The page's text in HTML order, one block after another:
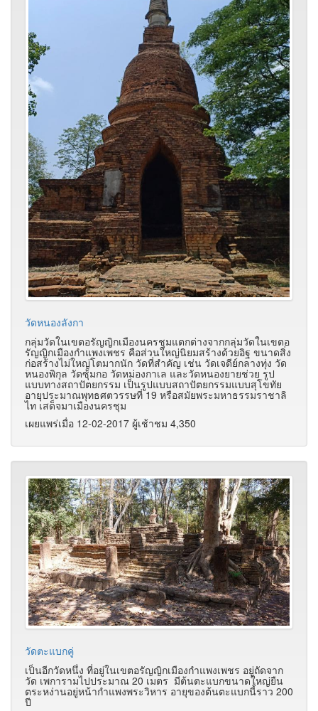
วัดหนองลังกา
กลุ่มวัดในเขตอรัญญิกเมืองนครชุมแตกต่างจากกลุ่มวัดในเขตอ
รัญญิกเมืองกำแพงเพชร คือส่วนใหญ่นิยมสร้างด้วยอิฐ ขนาดสิ่ง
ก่อสร้างไม่ใหญ่โตมากนัก วัดที่สำคัญ เช่น วัดเจดีย์กลางทุ่ง วัด
หนองพิกุล วัดซุ้มกอ วัดหม่องกาเล และวัดหนองยายช่วย รูป
แบบทางสถาปัตยกรรม เป็นรูปแบบสถาปัตยกรรมแบบสุโขทัย
อายุประมาณพุทธศตวรรษที่ 19 หรือสมัยพระมหาธรรมราชาลิ
ไท เสด็จมาเมืองนครชุม
เผยแพร่เมื่อ 12-02-2017 ผู้เช้าชม 4,350
วัดตะแบกคู่
เป็นอีกวัดหนึ่ง ที่อยู่ในเขตอรัญญิกเมืองกำแพงเพชร อยู่ถัดจาก
วัด เพการามไปประมาณ 20 เมตร มีต้นตะแบกขนาดใหญ่ยืน
ตระหง่านอยู่หน้ากำแพงพระวิหาร อายุของต้นตะแบกนี้ราว 200
ปี